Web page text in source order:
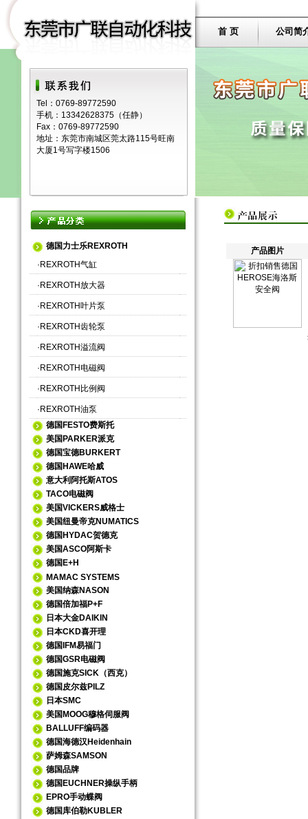
Tel：0769-89772590
手机：13342628375（任静）
Fax：0769-89772590
地址：东莞市南城区莞太路115号旺南
大厦1号写字楼1506
首 页 公司简
德国力士乐REXROTH
· REXROTH气缸
· REXROTH放大器
· REXROTH叶片泵
· REXROTH齿轮泵
· REXROTH溢流阀
· REXROTH电磁阀
· REXROTH比例阀
· REXROTH油泵
德国FESTO费斯托
美国PARKER派克
德国宝德BURKERT
德国HAWE哈威
意大利阿托斯ATOS
TACO电磁阀
美国VICKERS威格士
美国纽曼帝克NUMATICS
德国HYDAC贺德克
美国ASCO阿斯卡
德国E+H
MAMAC SYSTEMS
美国纳森NASON
德国倍加福P+F
日本大金DAIKIN
日本CKD喜开理
德国IFM易福门
德国GSR电磁阀
德国施克SICK（西克）
德国皮尔兹PILZ
日本SMC
美国MOOG穆格伺服阀
BALLUFF编码器
德国海德汉Heidenhain
萨姆森SAMSON
德国品牌
德国EUCHNER操纵手柄
EPRO手动蝶阀
德国库伯勒KUBLER
产品图片